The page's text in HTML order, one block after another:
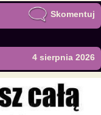
Skomentuj
4 sierpnia 2026